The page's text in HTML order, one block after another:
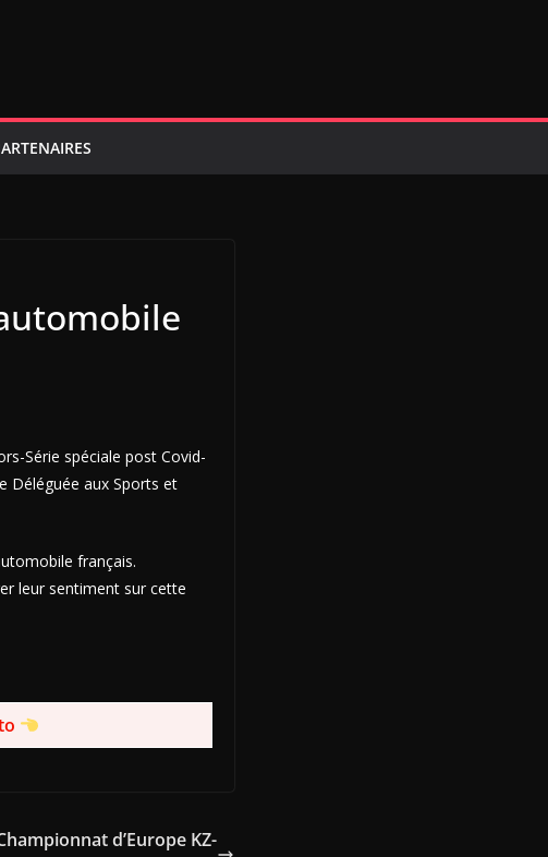
Série spéciale post Covid-
Déléguée aux Sports et
français.
leur sentiment sur cette
d’Europe KZ-